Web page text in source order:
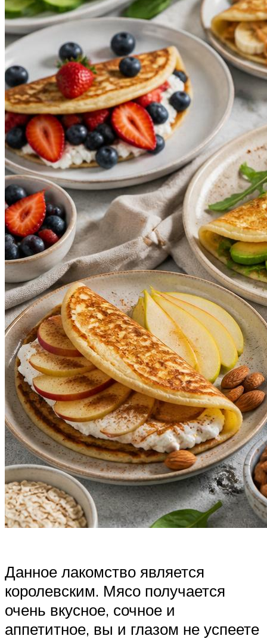
Данное лакомство является
королевским. Мясо получается
очень вкусное, сочное и
аппетитное, вы и глазом не успеете